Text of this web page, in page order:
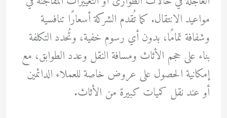
مواعيد الانتقال. كما تُقدم الشركة أسعارًا تنافسية
وشفافة تمامًا، بدون أي رسوم خفية، وتُحدد التكلفة
بناء على حجم الأثاث ومسافة النقل وعدد الطوابق، مع
إمكانية الحصول على عروض خاصة للعملاء الدائمين
أو عند نقل كميات كبيرة من الأثاث.